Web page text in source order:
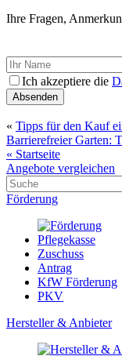
Ihre Fragen,
Ich akzeptiere die
Absenden
« Tipps für den Kauf
Barrierefreier Garten:
« Startseite
Angebote vergleichen
Förderung
Pflegekasse
Zuschuss
Antrag
KfW Förderung
PKV
Hersteller & Anbieter